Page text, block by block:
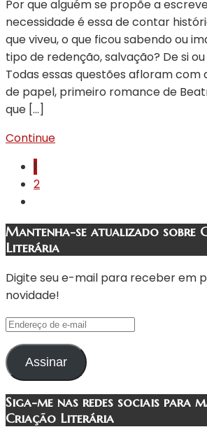
Por que alguém se propõe a
necessidade é essa de contar
que viveu, o que ficou sabendo ou
tipo de redenção, salvação? De si
Todas essas questões afloram com
de papel, primeiro romance de
que […]
Continue
1
2
Mantenha-se atualizado sobre
Literária
Digite seu e-mail para receber em
novidade!
Endereço
de
e-
mail
Assinar
Siga-me nas redes sociais para
Criação Literária